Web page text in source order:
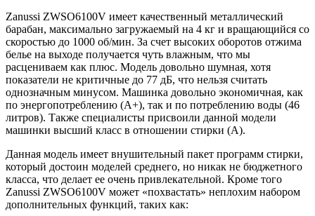
Zanussi ZWSO6100V имеет качественный металлический
барабан, максимально загружаемый на 4 кг и вращающийся со
скоростью до 1000 об/мин. За счет высоких оборотов отжима
белье на выходе получается чуть влажным, что мы
расцениваем как плюс. Модель довольно шумная, хотя
показатели не критичные до 77 дБ, что нельзя считать
однозначным минусом. Машинка довольно экономичная, как
по энергопотреблению (А+), так и по потреблению воды (46
литров). Также специалисты присвоили данной модели
машинки высший класс в отношении стирки (А).
Данная модель имеет внушительный пакет программ стирки,
который достоин моделей среднего, но никак не бюджетного
класса, что делает ее очень привлекательной. Кроме того
Zanussi ZWSO6100V может «похвастать» неплохим набором
дополнительных функций, таких как: